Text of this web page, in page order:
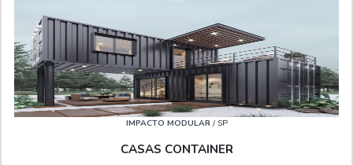
IMPACTO MODULAR/ SP
CASAS CONTAINER